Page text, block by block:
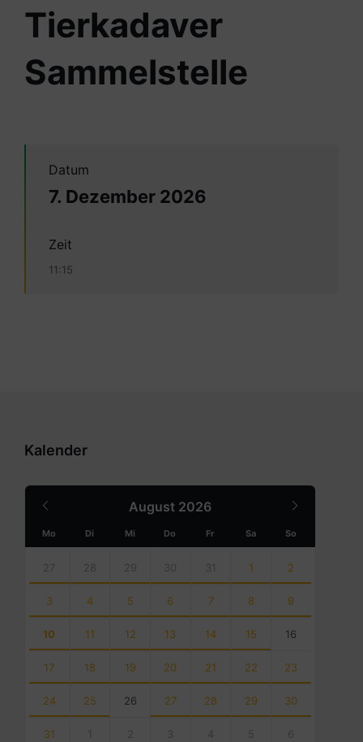
Tierkadaver
Sammelstelle
Datum
7. Dezember 2026
Zeit
11:15
Kalender
August 2026
Month
Mo Di Mi Do Fr Sa So
calendar
days
27 28 29 30 31 1 2
3 4 5 6 7 8 9
10 11 12 13 14 15 16
17 18 19 20 21 22 23
24 25 26 27 28 29 30
31 1 2 3 4 5 6